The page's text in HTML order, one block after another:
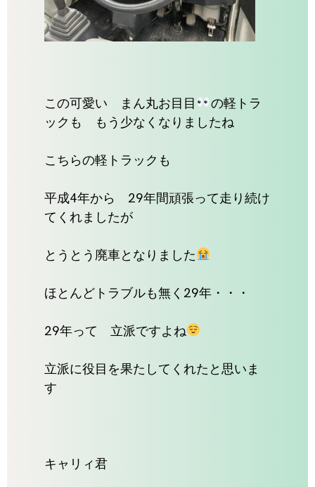
この可愛い まん丸お目目
の軽トラ
ックも もう少なくなりましたね
こちらの軽トラックも
平成4年から 29年間頑張って走り続け
てくれましたが
とうとう廃車となりました
ほとんどトラブルも無く29年・・・
29年って 立派ですよね
立派に役目を果たしてくれたと思いま
す
キャリィ君